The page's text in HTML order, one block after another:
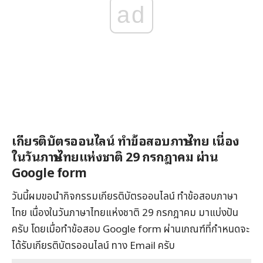
ad
เกียรติบัตรออนไลน์ ทำข้อสอบภาษาไทย เนื่อง
ในวันภาษาไทยแห่งชาติ 29 กรกฎาคม ผ่าน
Google form
วันนี้ผมขอนำกิจกรรมเกียรติบัตรออนไลน์ ทำข้อสอบภาษา
ไทย เนื่องในวันภาษาไทยแห่งชาติ 29 กรกฎาคม มาแบ่งปัน
ครับ โดยเมื่อทำข้อสอบ Google form ผ่านเกณฑ์ที่กำหนดจะ
ได้รับเกียรติบัตรออนไลน์ ทาง Email ครับ